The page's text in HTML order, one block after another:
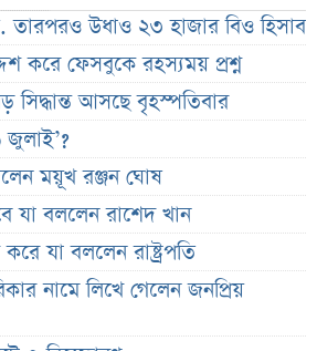
তারপরও উধাও ২৩ হাজার বিও হিসাব
করে ফেসবুকে রহস্যময় প্রশ্ন
আসছে বৃহস্পতিবার
জুলাই’?
ময়ূখ রঞ্জন ঘোষ
যা বললেন রাশেদ খান
যা বললেন রাষ্ট্রপতি
নামে লিখে গেলেন জনপ্রিয়